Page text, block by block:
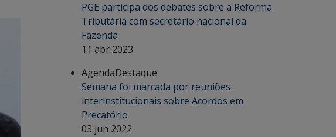
PGE participa dos debates sobre a Reforma
Tributária com secretário nacional da
Fazenda
11 abr 2023
AgendaDestaque
Semana foi marcada por reuniões
interinstitucionais sobre Acordos em
Precatório
03 jun 2022